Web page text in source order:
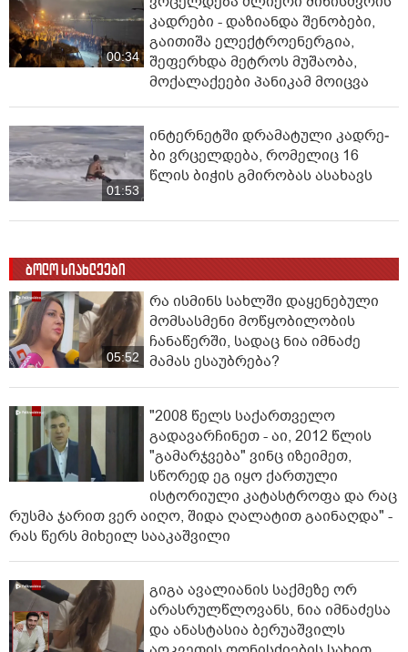
00:34
კადრები - დაზიანდა შენობები,
გაითიშა ელექტროენერგია,
შეფერხდა მეტროს მუშაობა,
მოქალაქეები პანიკამ მოიცვა
01:53
ინ­ტერ­ნეტ­ში დრა­მა­ტუ­ლი კად­რე­
ბი ვრცელდება, რომელიც 16
წლის ბიჭის გმირობას ასახავს
ბოლო სიახლეები
05:52
რა ისმინს სახლში დაყენებული
მომსასმენი მოწყობილობის
ჩანაწერში, სადაც ნია იმნაძე
მამას ესაუბრება?
"2008 წელს საქართველო
გადავარჩინეთ - აი, 2012 წლის
"გამარჯვება" ვინც იზეიმეთ,
სწორედ ეგ იყო ქართული
ისტორიული კატასტროფა და რაც
რუსმა ჯარით ვერ აიღო, შიდა ღალატით გაინაღდა" -
რას წერს მიხეილ სააკაშვილი
გიგა ავალიანის საქმეზე ორ
არასრულწლოვანს, ნია იმნაძესა
და ანასტასია ბერუაშვილს